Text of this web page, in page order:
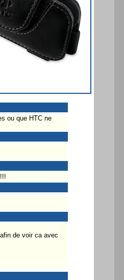
ou que HTC ne
de voir ca avec